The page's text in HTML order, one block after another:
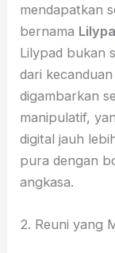
mendapatkan
bernama
Lilypad bukan
dari
digambarkan
manipulatif,
digital jauh
pura dengan
angkasa.
2. Reuni yang